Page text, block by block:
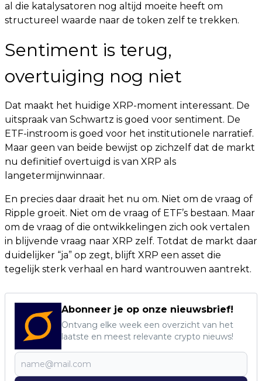
al die katalysatoren nog altijd moeite heeft om
structureel waarde naar de token zelf te trekken.
Sentiment is terug,
overtuiging nog niet
Dat maakt het huidige XRP-moment interessant. De
uitspraak van Schwartz is goed voor sentiment. De
ETF-instroom is goed voor het institutionele narratief.
Maar geen van beide bewijst op zichzelf dat de markt
nu definitief overtuigd is van XRP als
langetermijnwinnaar.
En precies daar draait het nu om. Niet om de vraag of
Ripple groeit. Niet om de vraag of ETF’s bestaan. Maar
om de vraag of die ontwikkelingen zich ook vertalen
in blijvende vraag naar XRP zelf. Totdat de markt daar
duidelijker “ja” op zegt, blijft XRP een asset die
tegelijk sterk verhaal en hard wantrouwen aantrekt.
Abonneer je op onze nieuwsbrief!
Ontvang elke week een overzicht van het
laatste en meest relevante crypto nieuws!